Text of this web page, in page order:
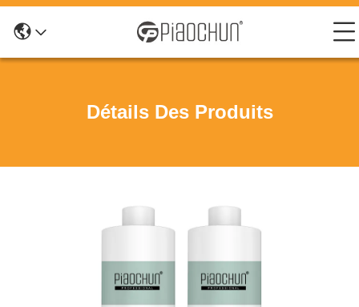
Détails Des Produits